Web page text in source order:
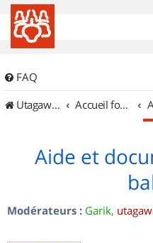
FAQ
UtagawaVTT (Randos VTT et VTTAE avec traces GPS)
Accueil forum
Aide et
Modérateurs : Garik,